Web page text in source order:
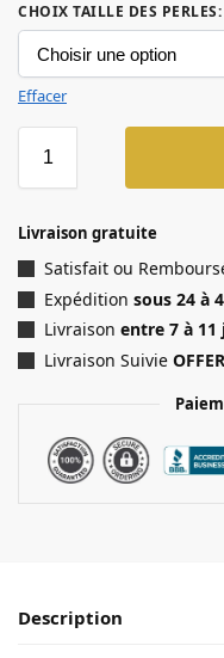
CHOIX TAILLE DES PERLES:
Effacer
Livraison gratuite
Satisfait ou
Expédition sous 24 à
Livraison entre 7 à 11
Livraison Suivie
Description